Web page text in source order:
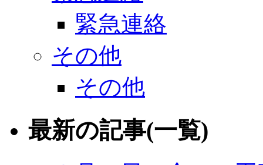
緊急連絡
その他
その他
最新の記事(一覧)